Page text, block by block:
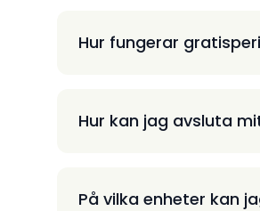
Hur fungerar
Hur kan jag avsluta
På vilka enheter kan